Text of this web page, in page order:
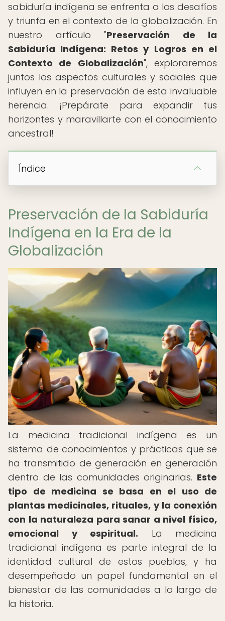
sabiduría indígena se enfrenta a los desafíos
y triunfa en el contexto de la globalización. En
nuestro artículo "Preservación de la
Sabiduría Indígena: Retos y Logros en el
Contexto de Globalización", exploraremos
juntos los aspectos culturales y sociales que
influyen en la preservación de esta invaluable
herencia. ¡Prepárate para expandir tus
horizontes y maravillarte con el conocimiento
ancestral!
Índice
Preservación de la Sabiduría
Indígena en la Era de la
Globalización
La medicina tradicional indígena es un
sistema de conocimientos y prácticas que se
ha transmitido de generación en generación
dentro de las comunidades originarias. Este
tipo de medicina se basa en el uso de
plantas medicinales, rituales, y la conexión
con la naturaleza para sanar a nivel físico,
emocional y espiritual. La medicina
tradicional indígena es parte integral de la
identidad cultural de estos pueblos, y ha
desempeñado un papel fundamental en el
bienestar de las comunidades a lo largo de
la historia.